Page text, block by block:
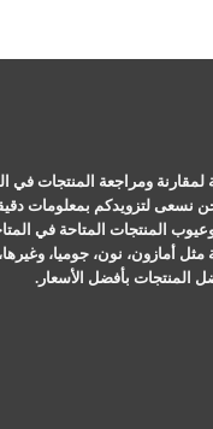
لمقارنة ومراجعة المنتجات في
نسعى لتزويدكم بمعلومات
المنتجات المتاحة في
أمازون، نون، جوميا، وغيرها،
المنتجات بأفضل الأسعار.